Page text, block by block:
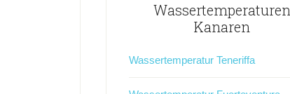
Wassertemperaturen
Kanaren
Wassertemperatur Teneriffa